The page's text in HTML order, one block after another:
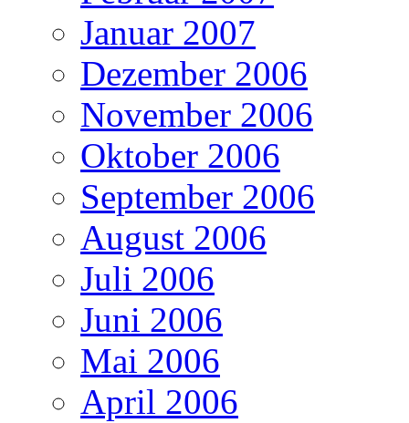
Januar 2007
Dezember 2006
November 2006
Oktober 2006
September 2006
August 2006
Juli 2006
Juni 2006
Mai 2006
April 2006